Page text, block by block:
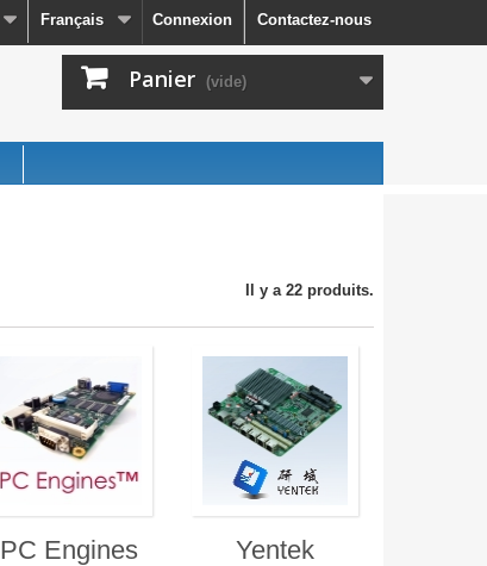
Contactez-nous
Connexion
Français
Panier (vide)
Il y a 22 produits.
PC Engines Yentek